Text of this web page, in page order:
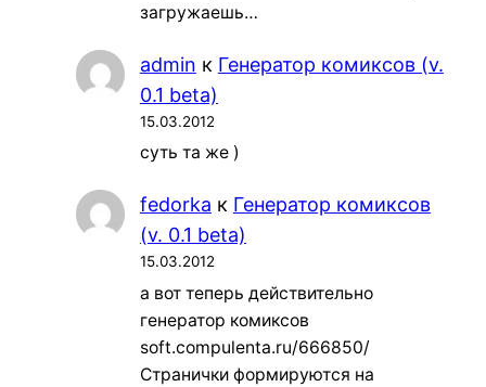
загружаешь…
admin к Генератор комиксов (v.
0.1 beta)
15.03.2012
суть та же )
fedorka к Генератор комиксов
(v. 0.1 beta)
15.03.2012
а вот теперь действительно
генератор комиксов
soft.compulenta.ru/666850/
Странички формируются на